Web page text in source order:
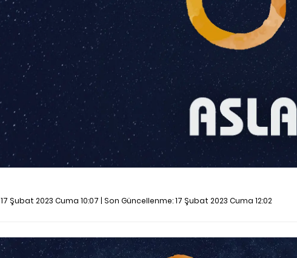
17 Şubat 2023 Cuma 10:07 | Son Güncellenme:17 Şubat 2023 Cuma 12:02